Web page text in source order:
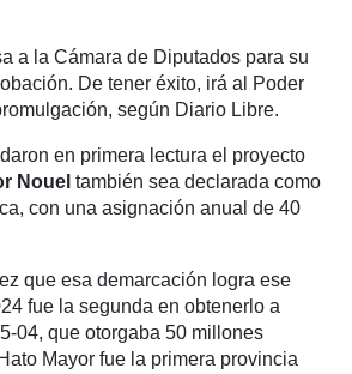
a la Cámara de Diputados para su
De tener éxito, irá al Poder
según Diario Libre.
en primera lectura el proyecto
Nouel también sea declarada como
con una asignación anual de 40
que esa demarcación logra ese
fue la segunda en obtenerlo a
04, que otorgaba 50 millones
Mayor fue la primera provincia